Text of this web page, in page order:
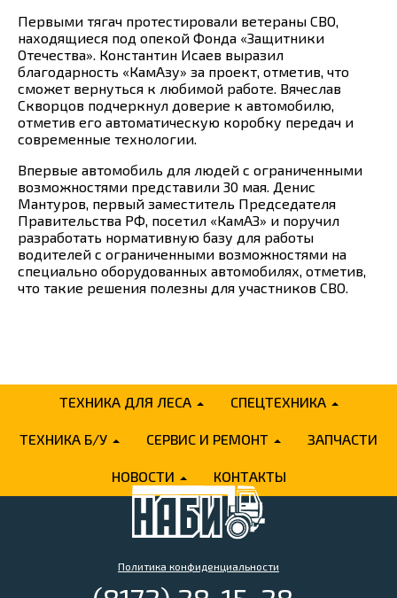
Первыми тягач протестировали ветераны СВО,
находящиеся под опекой Фонда «Защитники
Отечества». Константин Исаев выразил
благодарность «КамАзу» за проект, отметив, что
сможет вернуться к любимой работе. Вячеслав
Скворцов подчеркнул доверие к автомобилю,
отметив его автоматическую коробку передач и
современные технологии.
Впервые автомобиль для людей с ограниченными
возможностями представили 30 мая. Денис
Мантуров, первый заместитель Председателя
Правительства РФ, посетил «КамАЗ» и поручил
разработать нормативную базу для работы
водителей с ограниченными возможностями на
специально оборудованных автомобилях, отметив,
что такие решения полезны для участников СВО.
ТЕХНИКА ДЛЯ ЛЕСА СПЕЦТЕХНИКА
ТЕХНИКА Б/У СЕРВИС И РЕМОНТ ЗАПЧАСТИ
НОВОСТИ КОНТАКТЫ
Политика конфиденциальности